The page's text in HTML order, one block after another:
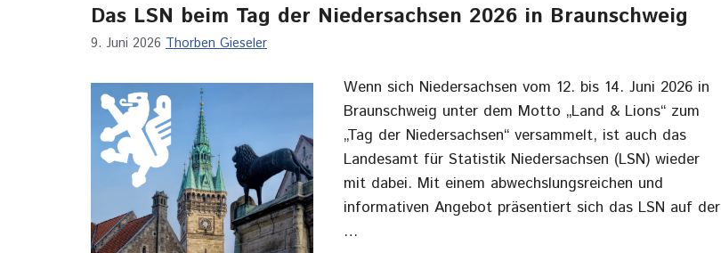
Das LSN beim Tag der Niedersachsen 2026 in Braunschweig
9. Juni 2026 Thorben Gieseler
Wenn sich Niedersachsen vom 12. bis 14. Juni 2026 in
Braunschweig unter dem Motto „Land & Lions“ zum
„Tag der Niedersachsen“ versammelt, ist auch das
Landesamt für Statistik Niedersachsen (LSN) wieder
mit dabei. Mit einem abwechslungsreichen und
informativen Angebot präsentiert sich das LSN auf der
…